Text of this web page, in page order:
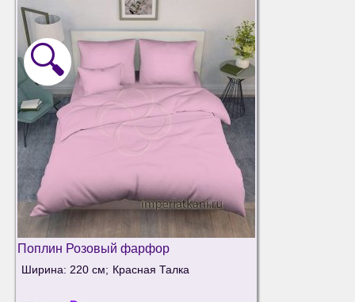
🔍
Поплин Розовый фарфор
Ширина: 220 см; Красная Талка